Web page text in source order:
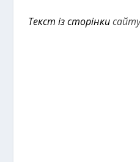
Текст із сторінки